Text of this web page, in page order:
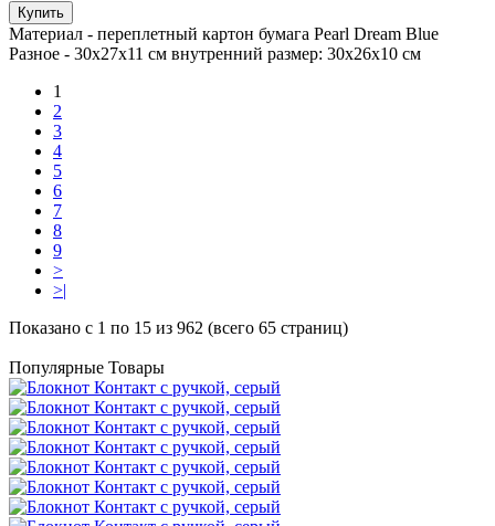
Купить
Материал - переплетный картон бумага Pearl Dream Blue
Разное - 30х27х11 см внутренний размер: 30x26x10 см
1
2
3
4
5
6
7
8
9
>
>|
Показано с 1 по 15 из 962 (всего 65 страниц)
Популярные Товары